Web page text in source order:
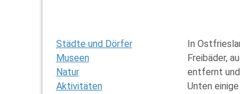
Städte und Dörfer
Museen
Natur
Aktivitäten
In
Freibäder,
entfernt
Unten